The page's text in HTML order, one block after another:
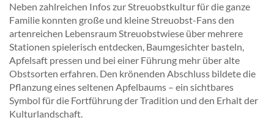
Neben zahlreichen Infos zur Streuobstkultur für die ganze
Familie konnten große und kleine Streuobst-Fans den
artenreichen Lebensraum Streuobstwiese über mehrere
Stationen spielerisch entdecken, Baumgesichter basteln,
Apfelsaft pressen und bei einer Führung mehr über alte
Obstsorten erfahren. Den krönenden Abschluss bildete die
Pflanzung eines seltenen Apfelbaums – ein sichtbares
Symbol für die Fortführung der Tradition und den Erhalt der
Kulturlandschaft.